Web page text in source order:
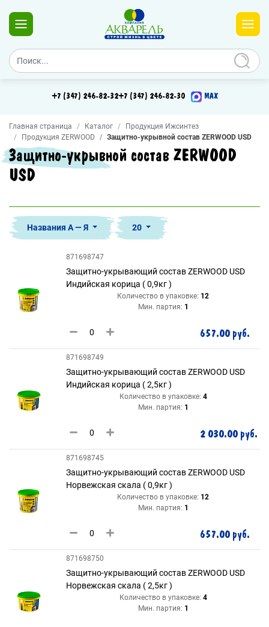
+7 (347) 246-82-32+7 (347) 246-82-30 MAX
Главная страница Каталог
Продукция Ижсинтез
Продукция ZERWOOD
Защитно-укрывной состав ZERWOOD USD
Защитно-укрывной состав ZERWOOD
USD
Названия А — Я 20
871698747
Защитно-укрывающий состав ZERWOOD USD
Индийская корица ( 0,9кг )
Количество в упаковке: 12
Мин. партия: 1
657.00 руб.
871698749
Защитно-укрывающий состав ZERWOOD USD
Индийская корица ( 2,5кг )
Количество в упаковке: 4
Мин. партия: 1
2 030.00 руб.
871698745
Защитно-укрывающий состав ZERWOOD USD
Норвежская скала ( 0,9кг )
Количество в упаковке: 12
Мин. партия: 1
657.00 руб.
871698750
Защитно-укрывающий состав ZERWOOD USD
Норвежская скала ( 2,5кг )
Количество в упаковке: 4
Мин. партия: 1